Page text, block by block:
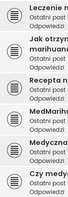
Leczenie
Ostatni post
Odpowiedzi:
Jak
Ostatni post
Odpowiedzi:
Recepta
Ostatni post
Odpowiedzi:
Ostatni post
Odpowiedzi:
Ostatni post
Odpowiedzi:
Czy
Ostatni post
Odpowiedzi: